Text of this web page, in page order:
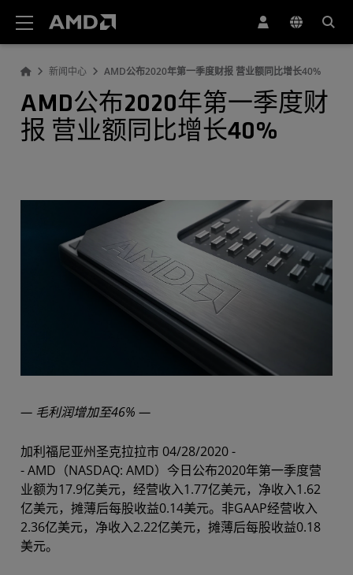
新闻中心 AMD公布2020年第一季度财报 营业额同比增长40%
AMD公布2020年第一季度财
报 营业额同比增长40%
— 毛利润增加至46% —
加利福尼亚州圣克拉拉市 04/28/2020 -
- AMD（NASDAQ: AMD）今日公布2020年第一季度营
业额为17.9亿美元，经营收入1.77亿美元，净收入1.62
亿美元，摊薄后每股收益0.14美元。非GAAP经营收入
2.36亿美元，净收入2.22亿美元，摊薄后每股收益0.18
美元。